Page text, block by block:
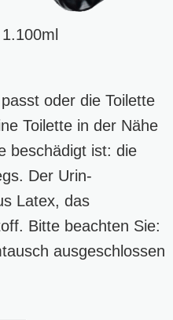
oder die Toilette
Toilette in der Nähe
beschädigt ist: die
Der Urin-
Latex, das
Bitte beachten Sie:
ausgeschlossen